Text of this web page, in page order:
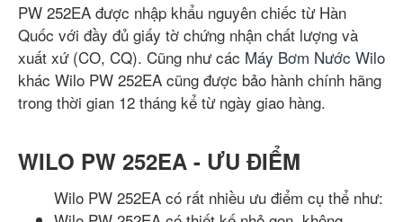
PW 252EA được nhập khẩu nguyên chiếc từ Hàn
Quốc với đầy đủ giấy tờ chứng nhận chất lượng và
xuất xứ (CO, CQ). Cũng như các Máy Bơm Nước Wilo
khác Wilo PW 252EA cũng được bảo hành chính hãng
trong thời gian 12 tháng kể từ ngày giao hàng.
WILO PW 252EA - ƯU ĐIỂM
Wilo PW 252EA có rất nhiều ưu điểm cụ thể như: